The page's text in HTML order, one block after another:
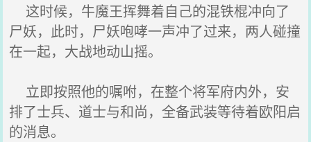
这时候，牛魔王挥舞着自己的混铁棍冲向了
尸妖，此时，尸妖咆哮一声冲了过来，两人碰撞
在一起，大战地动山摇。
立即按照他的嘱咐，在整个将军府内外，安
排了士兵、道士与和尚，全备武装等待着欧阳启
的消息。